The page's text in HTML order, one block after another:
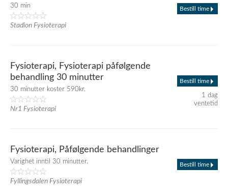
30 min
Stadion Fysioterapi
Bestill time
Fysioterapi, Fysioterapi påfølgende
behandling 30 minutter
30 minutter koster 590kr.
Nr1 Fysioterapi
Bestill time
1 dag
ventetid
Fysioterapi, Påfølgende behandlinger
Varighet inntil 30 minutter.
Fyllingsdalen Fysioterapi
Bestill time